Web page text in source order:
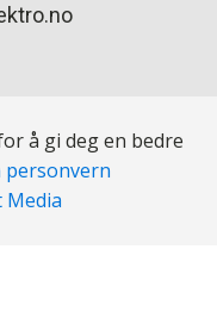
å gi deg en bedre
personvern
Media